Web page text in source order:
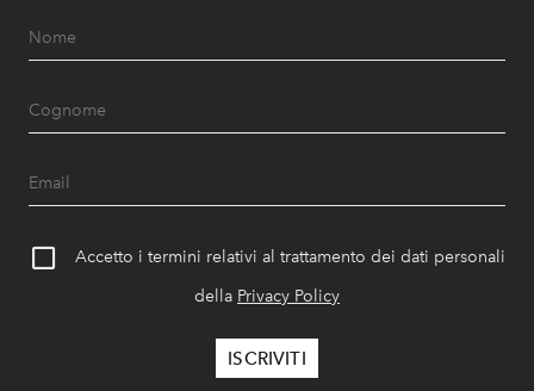
Accetto i termini relativi al trattamento dei dati personali
della Privacy Policy